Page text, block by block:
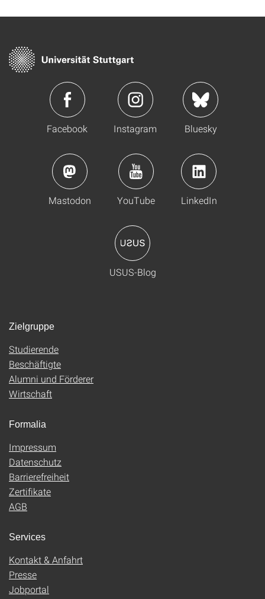
Facebook Instagram Bluesky
Mastodon YouTube LinkedIn
USUS-Blog
Zielgruppe
Studierende
Beschäftigte
Alumni und Förderer
Wirtschaft
Formalia
Impressum
Datenschutz
Barrierefreiheit
Zertifikate
AGB
Services
Kontakt & Anfahrt
Presse
Jobportal